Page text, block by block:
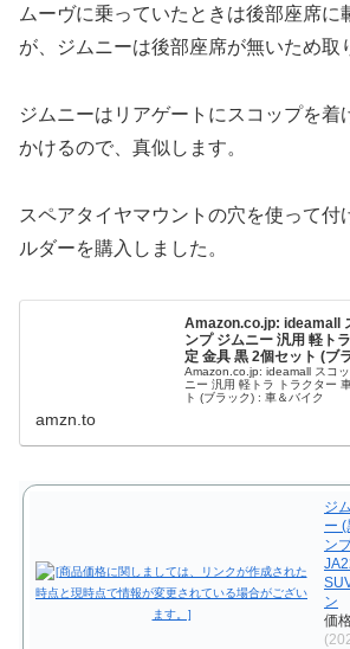
ムーヴに乗っていたときは後部座席に
が、ジムニーは後部座席が無いため取
ジムニーはリアゲートにスコップを着
かけるので、真似します。
スペアタイヤマウントの穴を使って付
ルダーを購入しました。
Amazon.co.jp: ideamall
ンプ ジムニー 汎用 軽ト
定 金具 黒 2個セット (ブ
Amazon.co.jp: ideamall スコ
ニー 汎用 軽トラ トラクター
ト (ブラック) : 車＆バイク
amzn.to
ジ
ー
ン
ン
価